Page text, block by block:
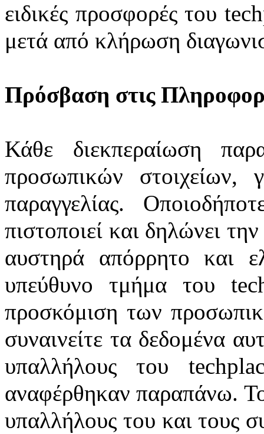
ειδικές προσφορές του
μετά από κλήρωση
Πρόσβαση στις
Κάθε διεκπεραίωση
προσωπικών
παραγγελίας.
πιστοποιεί και δηλώνει
αυστηρά απόρρητο και
υπεύθυνο τμήμα του
προσκόμιση των
συναινείτε τα δεδομένα
υπαλλήλους του
αναφέρθηκαν παραπάνω.
υπαλλήλους του και τους